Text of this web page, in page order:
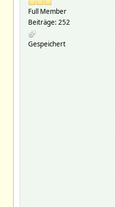
Full Member
Beiträge: 252
Gespeichert